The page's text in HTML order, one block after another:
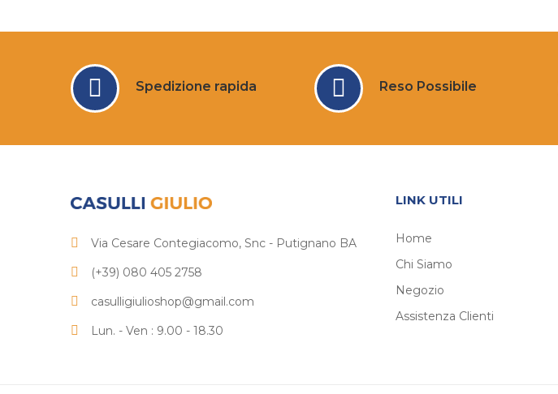
Spedizione rapida Reso Possibile
Via Cesare Contegiacomo, Snc - Putignano BA
(+39) 080 405 2758
casulligiulioshop@gmail.com
Lun. - Ven : 9.00 - 18.30
LINK UTILI
Home
Chi Siamo
Negozio
Assistenza Clienti